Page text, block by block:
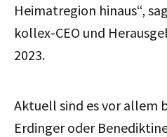
Heimatregion hinaus“,
kollex-CEO und
2023.
Aktuell sind es vor allem
Erdinger oder